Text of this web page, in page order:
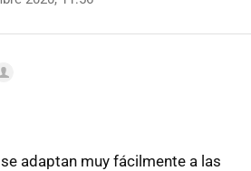
adaptan muy fácilmente a las